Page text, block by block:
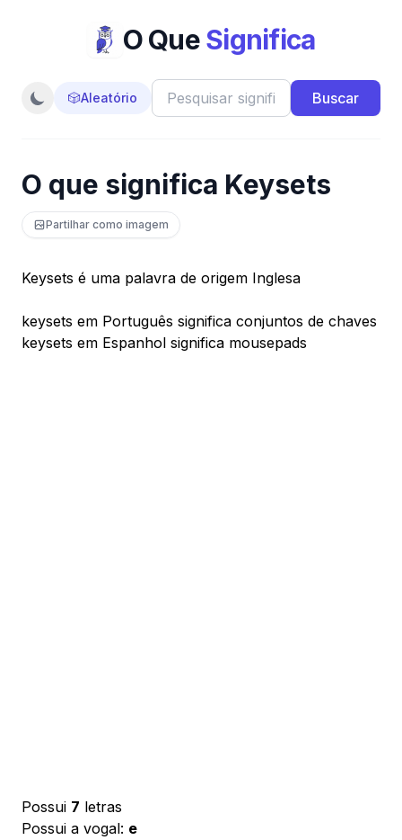
O QueSignifica
🎲Aleatório Buscar
O que significa Keysets
Partilhar como imagem
Keysets é uma palavra de origem Inglesa
keysets em Português significa conjuntos de chaves
keysets em Espanhol significa mousepads
Possui 7 letras
Possui a vogal: e